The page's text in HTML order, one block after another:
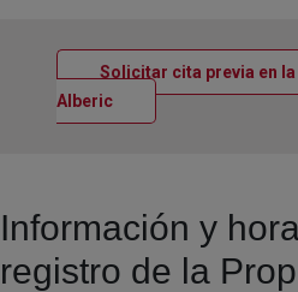
Solicitar cita previa en
AlbericVentana nueva
Información y
registro de la